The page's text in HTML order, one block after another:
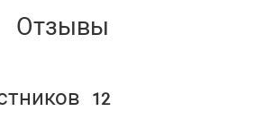
Отзывы
12